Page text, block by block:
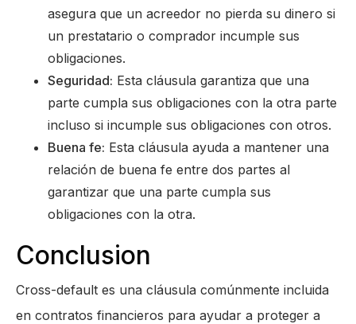
asegura que un acreedor no pierda su dinero si
un prestatario o comprador incumple sus
obligaciones.
Seguridad: Esta cláusula garantiza que una
parte cumpla sus obligaciones con la otra parte
incluso si incumple sus obligaciones con otros.
Buena fe: Esta cláusula ayuda a mantener una
relación de buena fe entre dos partes al
garantizar que una parte cumpla sus
obligaciones con la otra.
Conclusion
Cross-default es una cláusula comúnmente incluida
en contratos financieros para ayudar a proteger a